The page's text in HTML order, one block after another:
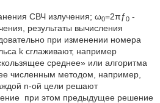
СВЧ излучения; ω0=2πƒ0-
результаты вычисления
при изменении номера
k сглаживают, например
среднее» или алгоритма
численным методом, например,
n-ой цели решают
при этом предыдущее решение